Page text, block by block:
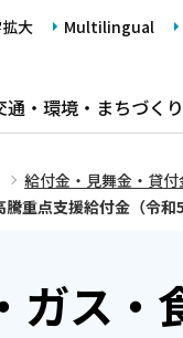
大 Multilingual
通・環境・まちづくり
給付金・見舞金・貸付
騰重点支援給付金（令
ガス